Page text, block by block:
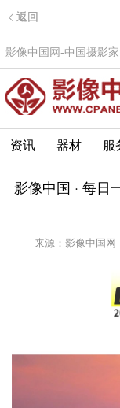
返回
影像中国网-中国摄影
资讯 器材 服
影像中国 · 每日
来源：影像中国网